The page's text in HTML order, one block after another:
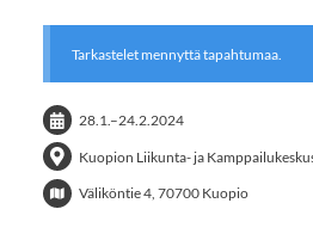
Tarkastelet mennyttä tapahtumaa.
28.1.–24.2.2024
Kuopion Liikunta- ja
Väliköntie 4, 70700 Kuopio